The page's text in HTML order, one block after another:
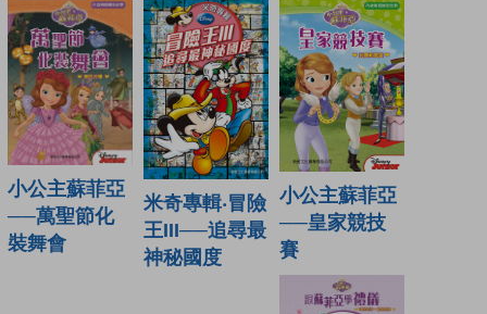
小公主蘇菲亞
──萬聖節化
裝舞會
米奇專輯‧冒險
王III──追尋最
神秘國度
小公主蘇菲亞
──皇家競技
賽